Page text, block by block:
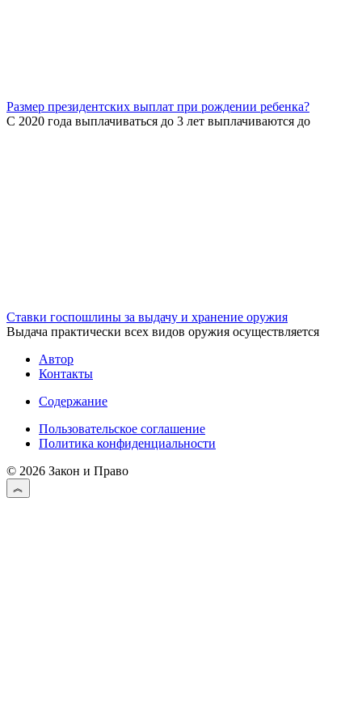
Размер президентских выплат при рождении ребенка?
С 2020 года выплачиваться до 3 лет выплачиваются до
Ставки госпошлины за выдачу и хранение оружия
Выдача практически всех видов оружия осуществляется
Автор
Контакты
Содержание
Пользовательское соглашение
Политика конфиденциальности
© 2026 Закон и Право